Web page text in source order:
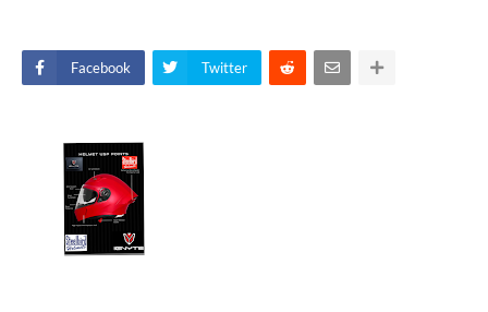
Facebook Twitter